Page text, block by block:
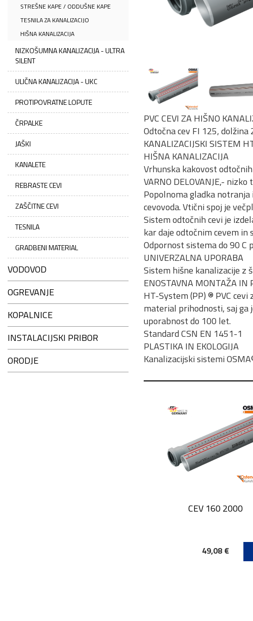
STREŠNE KAPE / ODDUŠNE KAPE
TESNILA ZA KANALIZACIJO
HIŠNA KANALIZACIJA
NIZKOŠUMNA KANALIZACIJA - ULTRA
SILENT
ULIČNA KANALIZACIJA - UKC
PROTIPOVRATNE LOPUTE
ČRPALKE
JAŠKI
KANALETE
REBRASTE CEVI
ZAŠČITNE CEVI
TESNILA
GRADBENI MATERIAL
VODOVOD
OGREVANJE
KOPALNICE
INSTALACIJSKI PRIBOR
ORODJE
PVC CEVI ZA HIŠNO
Odtočna cev FI 125, dolžina
KANALIZACIJSKI SISTEM
HIŠNA KANALIZACIJA
Vrhunska kakovost
VARNO DELOVANJE,-
Popolnoma gladka
cevovoda. Vtični spoj je
Sistem odtočnih cevi je
kar daje odtočnim cevem in
Odpornost sistema do 90
UNIVERZALNA UPORABA
Sistem hišne kanalizacije z
ENOSTAVNA MONTAŽA IN
HT-System (PP) ® PVC
material prihodnosti, saj
uporabnost do 100 let.
Standard CSN EN 1451-1
PLASTIKA IN EKOLOGIJA
Kanalizacijski sistemi
CEV 160 2000
49,08 €
DODAJ V KOŠARICO